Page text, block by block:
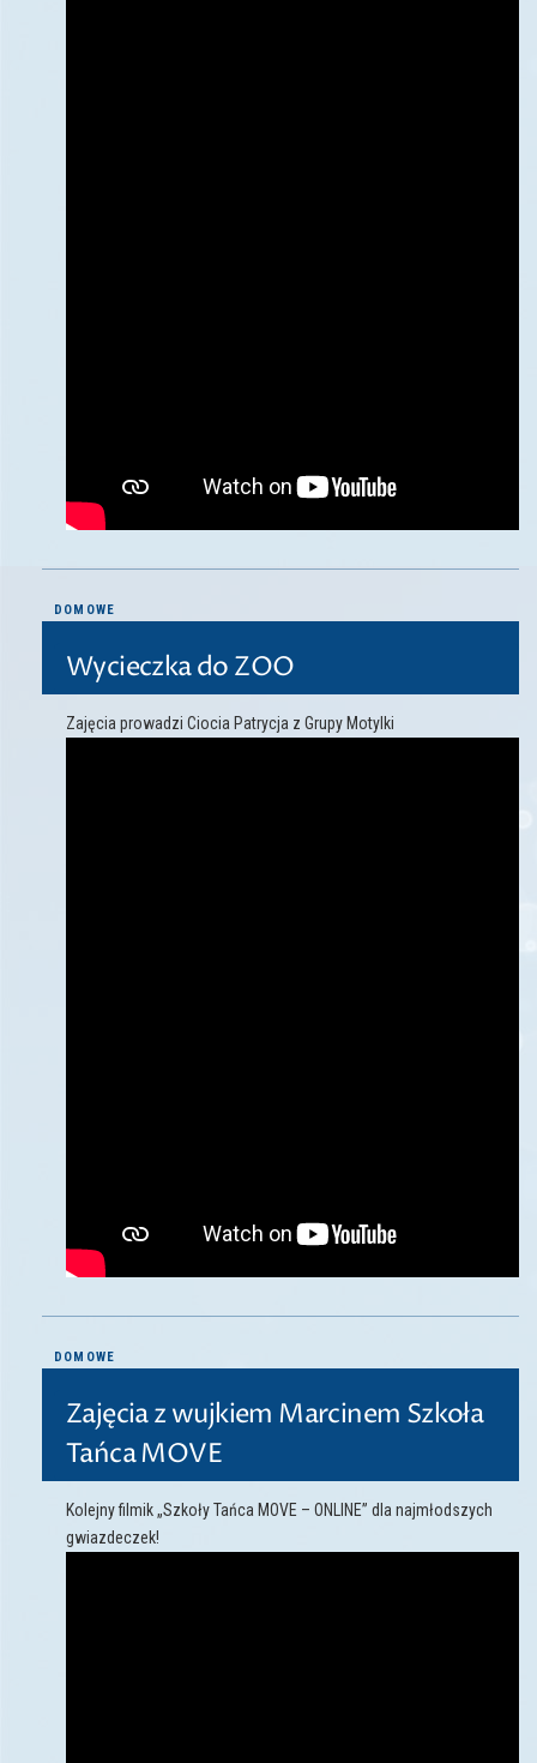
DOMOWE
Wycieczka do ZOO
Zajęcia prowadzi Ciocia Patrycja z Grupy Motylki
DOMOWE
Zajęcia z wujkiem Marcinem Szkoła
Tańca MOVE
Kolejny filmik „Szkoły Tańca MOVE – ONLINE” dla najmłodszych
gwiazdeczek!